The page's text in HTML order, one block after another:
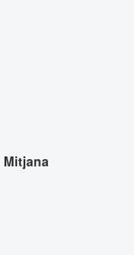
Mitjana